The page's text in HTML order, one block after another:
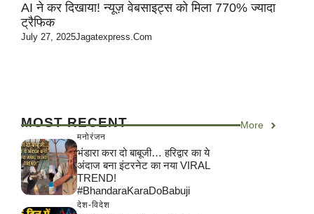
AI ने कर दिखाया! न्यूज़ वेबसाइट्स को मिला 770% ज्यादा
ट्रैफिक
July 27, 2025Jagatexpress.com
MOST RECENT More
मनोरंजन
भंडारा करा दो बाबूजी… हरिद्वार का ये
अंदाज बना इंटरनेट का नया VIRAL
TREND!
#BhandaraKaraDoBabuji
देश-विदेश